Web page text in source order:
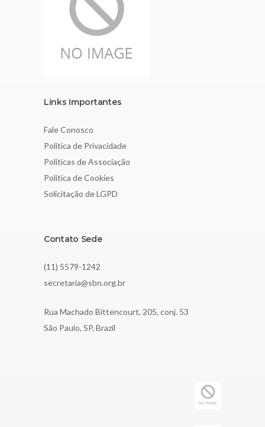
Links Importantes
Fale Conosco
Política de Privacidade
Políticas de Associação
Política de Cookies
Solicitação de LGPD
Contato Sede
(11) 5579-1242
secretaria@sbn.org.br
Rua Machado Bittencourt, 205, conj. 53
São Paulo, SP, Brazil